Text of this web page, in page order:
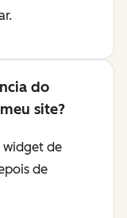
do
site?
widget de
de